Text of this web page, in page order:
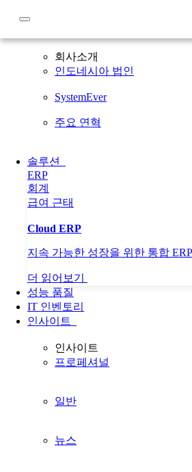
회사소개
인도네시아 법인
SystemEver
주요 연혁
솔루션
ERP
회계
급여 근태
Cloud ERP
지속 가능한 성장을 위한 통합
더 읽어보기
성능 품질
IT 인벤토리
인사이트
인사이트
프로페셔널
일반
뉴스
귀하의 비즈니스를
더 좋게 만들기
귀사의 사업과 함께 성장합니다